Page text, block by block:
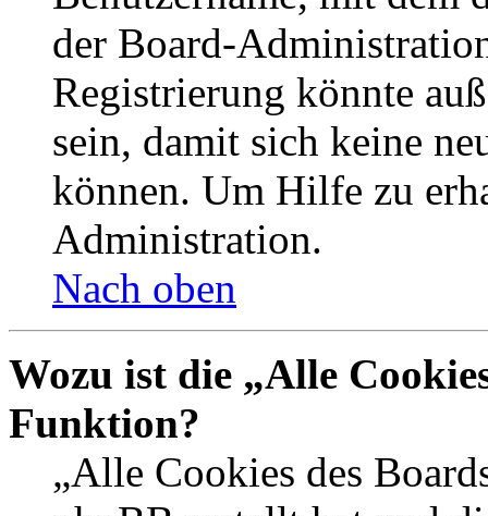
der Board-
Registrierung könnte
sein, damit sich keine
können. Um Hilfe zu
Administration.
Nach oben
Wozu ist die „Alle
Funktion?
„Alle Cookies des